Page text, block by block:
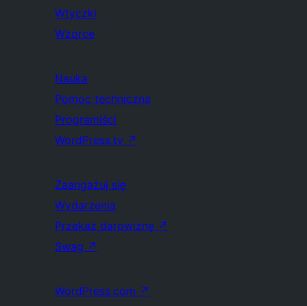
Wtyczki
Wzorce
Nauka
Pomoc techniczna
Programiści
WordPress.tv ↗
Zaangażuj się
Wydarzenia
Przekaż darowiznę ↗
Swag ↗
WordPress.com ↗